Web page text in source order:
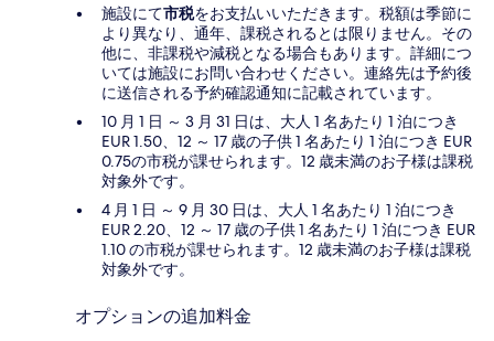
施設にて市税をお支払いいただきます。税額は季節に
より異なり、通年、課税されるとは限りません。その
他に、非課税や減税となる場合もあります。詳細につ
いては施設にお問い合わせください。連絡先は予約後
に送信される予約確認通知に記載されています。
10 月 1 日 ～ 3 月 31 日は、大人 1 名あたり 1 泊につき
EUR 1.50、12 ～ 17 歳の子供 1 名あたり 1 泊につき EUR
0.75の市税が課せられます。12 歳未満のお子様は課税
対象外です。
4 月 1 日 ～ 9 月 30 日は、大人 1 名あたり 1 泊につき
EUR 2.20、12 ～ 17 歳の子供 1 名あたり 1 泊につき EUR
1.10 の市税が課せられます。12 歳未満のお子様は課税
対象外です。
オプションの追加料金